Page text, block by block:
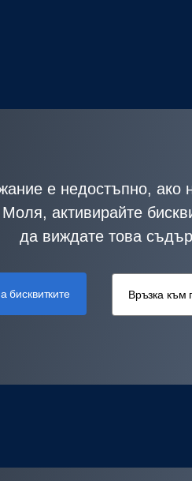
е недостъпно, ако
Моля, активирайте
да виждате това
бисквитките Връзка към